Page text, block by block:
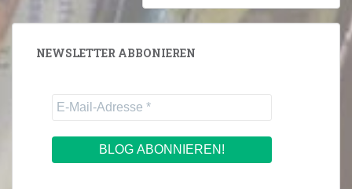
NEWSLETTER ABBONIEREN